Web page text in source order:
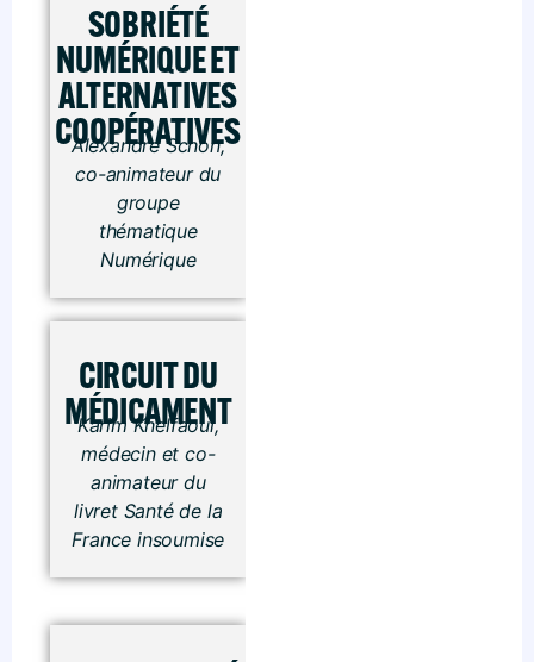
SOBRIÉTÉ
NUMÉRIQUE ET
ALTERNATIVES
COOPÉRATIVES
Alexandre Schon,
co-animateur du
groupe
thématique
Numérique
CIRCUIT DU
MÉDICAMENT
Karim Khelfaoui,
médecin et co-
animateur du
livret Santé de la
France insoumise